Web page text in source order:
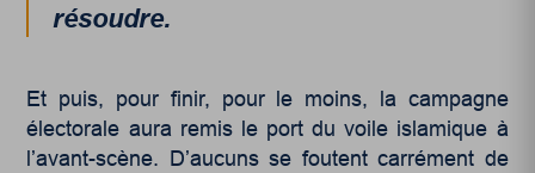
résoudre.
Et puis, pour finir, pour le moins, la campagne
électorale aura remis le port du voile islamique à
l’avant-scène. D’aucuns se foutent carrément de